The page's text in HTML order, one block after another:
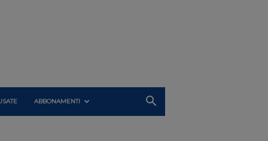
ABBONAMENTI